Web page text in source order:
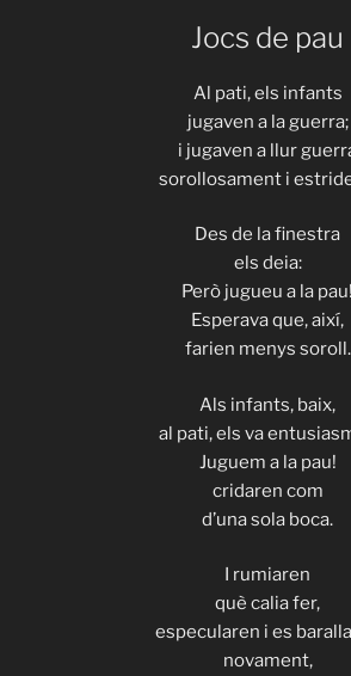
Jocs de pau
Al pati, els infants
jugaven a la guerra;
i jugaven a llur
sorollosament i
Des de la finestra
els deia:
Però jugueu a la pau!
Esperava que, així,
farien menys soroll.
Als infants, baix,
al pati, els va
Juguem a la pau!
cridaren com
d’una sola boca.
I rumiaren
què calia fer,
especularen i es
novament,